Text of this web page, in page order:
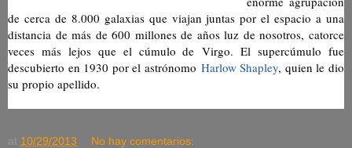
de cerca de 8.000 galaxias que viajan juntas por el espacio a una
distancia de más de 600 millones de años luz de nosotros, catorce
veces más lejos que el cúmulo de Virgo. El supercúmulo fue
descubierto en 1930 por el astrónomo Harlow Shapley, quien le dio
su propio apellido.
at 10/29/2013 No hay comentarios: